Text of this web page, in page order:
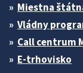
Miestna
Vládny
Call centrum
E-trhovisko